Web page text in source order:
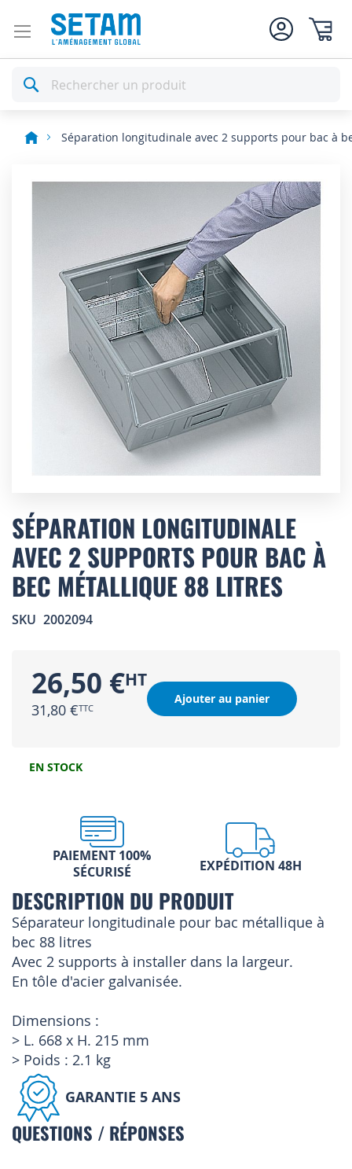
Rechercher
Séparation longitudinale avec 2 supports pour bac à
to
the
beginning
of
the
images
SÉPARATION LONGITUDINALE
AVEC 2 SUPPORTS POUR BAC À
BEC MÉTALLIQUE 88 LITRES
SKU 2002094
26,50 €
31,80 €
Ajouter au panier
EN STOCK
PAIEMENT 100%
SÉCURISÉ
EXPÉDITION 48H
DESCRIPTION DU PRODUIT
Séparateur longitudinale pour bac métallique à
bec 88 litres
Avec 2 supports à installer dans la largeur.
En tôle d'acier galvanisée.
Dimensions :
> L. 668 x H. 215 mm
> Poids : 2.1 kg
GARANTIE 5 ANS
QUESTIONS / RÉPONSES